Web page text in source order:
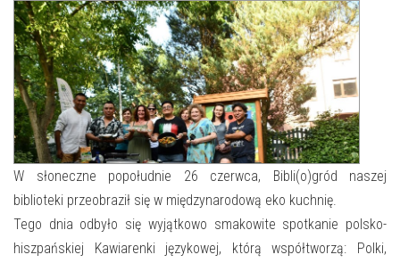
AKTUALNOŚCI
NAJBLIŻSZE WYDARZENIA
WYDARZENIA BIEŻĄCE
WYDARZYŁO SIĘ
NASZA OFERTA
STREFA WIEDZY O REGIONIE
STREFA KOLORU
FORMY STAŁE
NASZE FILIE
POLECANE STRONY
W słoneczne popołudnie 26 czerwca, Bibli(o)gród naszej
biblioteki przeobraził się w międzynarodową eko kuchnię.
Tego dnia odbyło się wyjątkowo smakowite spotkanie polsko-
hiszpańskiej Kawiarenki językowej, którą współtworzą: Polki,